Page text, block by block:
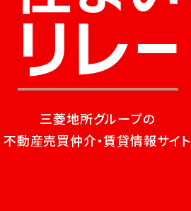
三菱地所グループの
不動産売買仲介・賃貸情報サイト